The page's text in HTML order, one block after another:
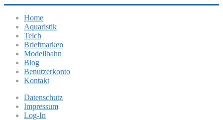
Home
Aquaristik
Teich
Briefmarken
Modellbahn
Blog
Benutzerkonto
Kontakt
Datenschutz
Impressum
Log-In